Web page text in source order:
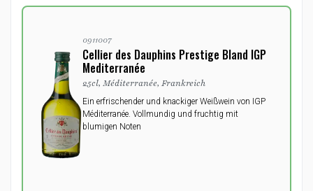
0911007
Cellier des Dauphins Prestige Bland IGP
Mediterranée
25cl, Méditerranée, Frankreich
Ein erfrischender und knackiger Weißwein von IGP
Méditerranée. Vollmundig und fruchtig mit
blumigen Noten